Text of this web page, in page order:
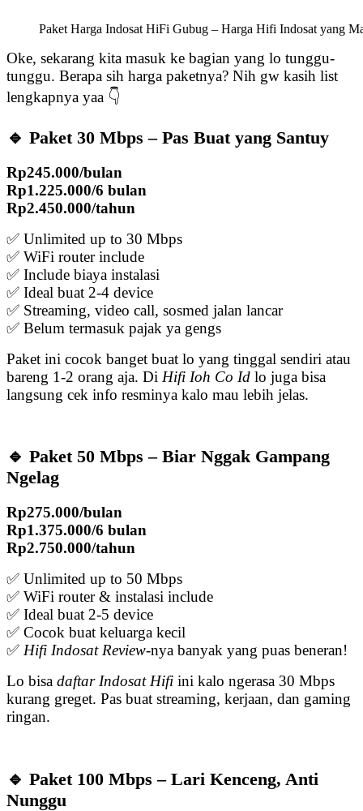
Paket Harga Indosat HiFi Gubug – Harga Hifi Indosat yang
Oke, sekarang kita masuk ke bagian yang lo tunggu-
tunggu. Berapa sih harga paketnya? Nih gw kasih list
lengkapnya yaa 👇
🔹 Paket 30 Mbps – Pas Buat yang Santuy
Rp245.000/bulan
Rp1.225.000/6 bulan
Rp2.450.000/tahun
✅ Unlimited up to 30 Mbps
✅ WiFi router include
✅ Include biaya instalasi
✅ Ideal buat 2-4 device
✅ Streaming, video call, sosmed jalan lancar
✅ Belum termasuk pajak ya gengs
Paket ini cocok banget buat lo yang tinggal sendiri atau
bareng 1-2 orang aja. Di Hifi Ioh Co Id lo juga bisa
langsung cek info resminya kalo mau lebih jelas.
🔹 Paket 50 Mbps – Biar Nggak Gampang
Ngelag
Rp275.000/bulan
Rp1.375.000/6 bulan
Rp2.750.000/tahun
✅ Unlimited up to 50 Mbps
✅ WiFi router & instalasi include
✅ Ideal buat 2-5 device
✅ Cocok buat keluarga kecil
✅ Hifi Indosat Review-nya banyak yang puas beneran!
Lo bisa daftar Indosat Hifi ini kalo ngerasa 30 Mbps
kurang greget. Pas buat streaming, kerjaan, dan gaming
ringan.
🔹 Paket 100 Mbps – Lari Kenceng, Anti
Nunggu